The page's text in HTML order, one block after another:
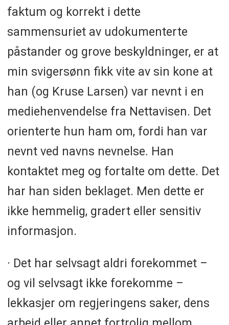
faktum og korrekt i dette
sammensuriet av udokumenterte
påstander og grove beskyldninger, er at
min svigersønn fikk vite av sin kone at
han (og Kruse Larsen) var nevnt i en
mediehenvendelse fra Nettavisen. Det
orienterte hun ham om, fordi han var
nevnt ved navns nevnelse. Han
kontaktet meg og fortalte om dette. Det
har han siden beklaget. Men dette er
ikke hemmelig, gradert eller sensitiv
informasjon.
· Det har selvsagt aldri forekommet –
og vil selvsagt ikke forekomme –
lekkasjer om regjeringens saker, dens